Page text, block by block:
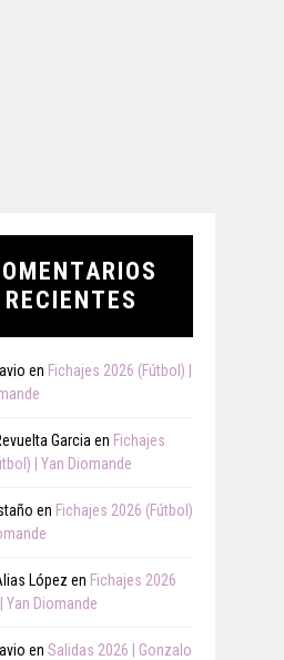
RECIENTES
en Fichajes 2026 (Fútbol) |
Garcia en Fichajes
| Yan Diomande
en Fichajes 2026 (Fútbol)
López en Fichajes 2026
Yan Diomande
en Salidas 2026 | Gonzalo